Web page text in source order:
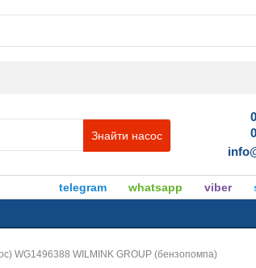
Знайти насос
telegram whatsapp viber
WG1496388 WILMINK GROUP (бензопомпа)